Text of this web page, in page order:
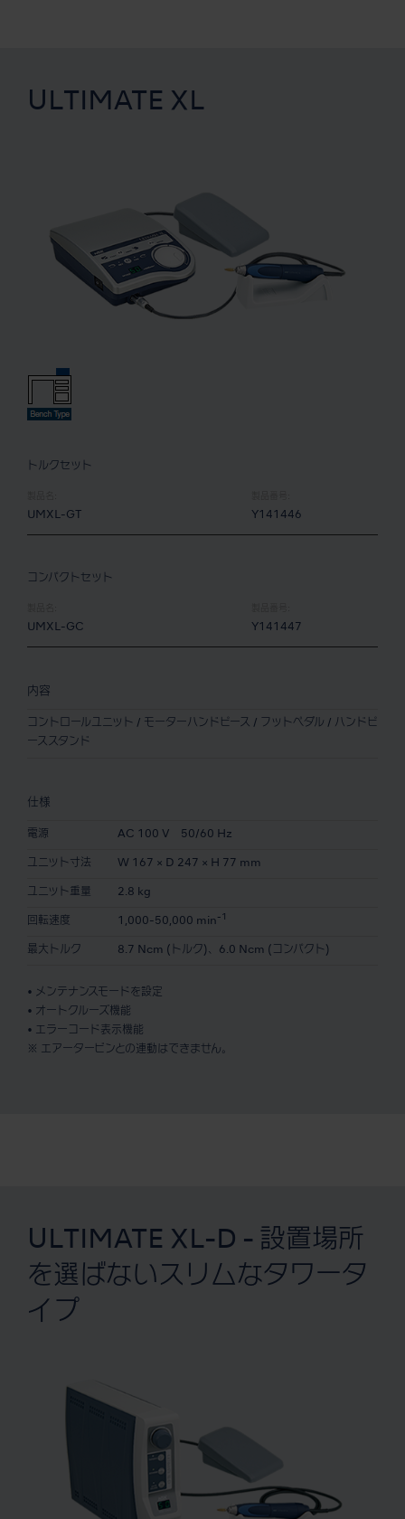
ULTIMATE XL
トルクセット
UMXL-GT Y141446
コンパクトセット
UMXL-GC Y141447
内容
コントロールユニット / モーターハンドピース / フットペダル / ハンドピ
ーススタンド
仕様
電源 AC 100 V 50/60 Hz
ユニット寸法 W 167 × D 247 × H 77 mm
ユニット重量 2.8 kg
回転速度 1,000-50,000 min -1
最大トルク 8.7 Ncm (トルク)、6.0 Ncm (コンパクト)
• メンテナンスモードを設定
• オートクルーズ機能
• エラーコード表示機能
※ エアータービンとの連動はできません。
ULTIMATE XL-D - 設置場所
を選ばないスリムなタワータ
イプ